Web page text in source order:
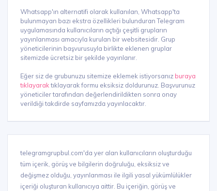
Whatsapp'ın alternatifi olarak kullanılan, Whatsapp'ta
bulunmayan bazı ekstra özellikleri bulunduran Telegram
uygulamasında kullanıcıların açtığı çeşitli grupların
yayınlanması amacıyla kurulan bir websitesidir. Grup
yöneticilerinin başvurusuyla birlikte eklenen gruplar
sitemizde ücretsiz bir şekilde yayınlanır.
Eğer siz de grubunuzu sitemize eklemek istiyorsanız buraya
tıklayaraktıklayarak formu eksiksiz doldurunuz. Başvurunuz
yöneticiler tarafından değerlendirildikten sonra onay
verildiği takdirde sayfamızda yayınlacaktır.
telegramgrupbul.com'da yer alan kullanıcıların oluşturduğu
tüm içerik, görüş ve bilgilerin doğruluğu, eksiksiz ve
değişmez olduğu, yayınlanması ile ilgili yasal yükümlülükler
içeriği oluşturan kullanıcıya aittir. Bu içeriğin, görüş ve